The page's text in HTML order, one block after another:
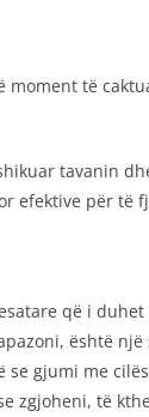
të
tavanin
efektive për të
që i
është
se gjumi me
zgjoheni, të